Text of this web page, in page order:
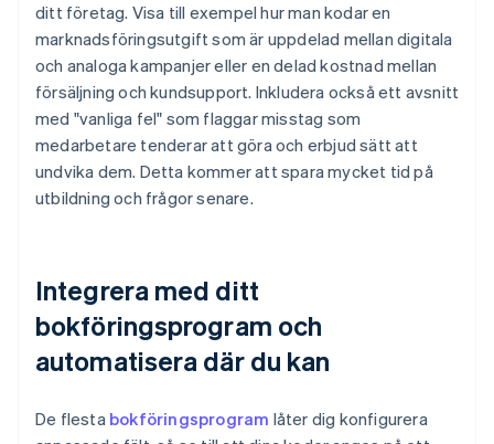
ditt företag. Visa till exempel hur man kodar en
marknadsföringsutgift som är uppdelad mellan digitala
och analoga kampanjer eller en delad kostnad mellan
försäljning och kundsupport. Inkludera också ett avsnitt
med "vanliga fel" som flaggar misstag som
medarbetare tenderar att göra och erbjud sätt att
undvika dem. Detta kommer att spara mycket tid på
utbildning och frågor senare.
Integrera med ditt
bokföringsprogram och
automatisera där du kan
De flesta bokföringsprogram låter dig konfigurera